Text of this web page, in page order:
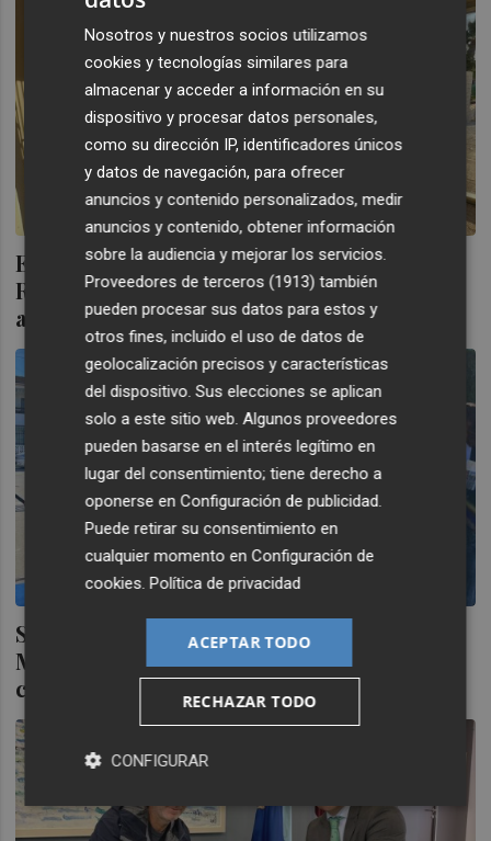
El centro de negocios de Santiago de la
Ribera entra en la recta final para su
apertura
Santiago de la Ribera rinde tributo a
Manuel Velasco y le pone su nombre a una
calle
Nosotros y nuestros socios utilizamos
cookies y tecnologías similares para
almacenar y acceder a información en su
dispositivo y procesar datos personales,
como su dirección IP, identificadores únicos
y datos de navegación, para ofrecer
anuncios y contenido personalizados, medir
anuncios y contenido, obtener información
sobre la audiencia y mejorar los servicios.
Proveedores de terceros (1913) también
pueden procesar sus datos para estos y
otros fines, incluido el uso de datos de
geolocalización precisos y características
del dispositivo. Sus elecciones se aplican
solo a este sitio web. Algunos proveedores
pueden basarse en el interés legítimo en
lugar del consentimiento; tiene derecho a
oponerse enConfiguración de publicidad.
Puede retirar su consentimiento en
cualquier momento enConfiguración de
cookies.Política de privacidad
ACEPTAR TODO
RECHAZAR TODO
CONFIGURAR